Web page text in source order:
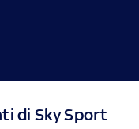
di Sky Sport